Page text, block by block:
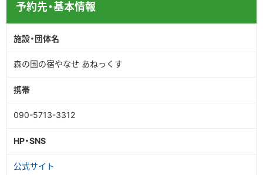
予約先・基本情報
施設・団体名
森の国の宿やなせ あねっくす
携帯
090-5713-3312
HP・SNS
公式サイト